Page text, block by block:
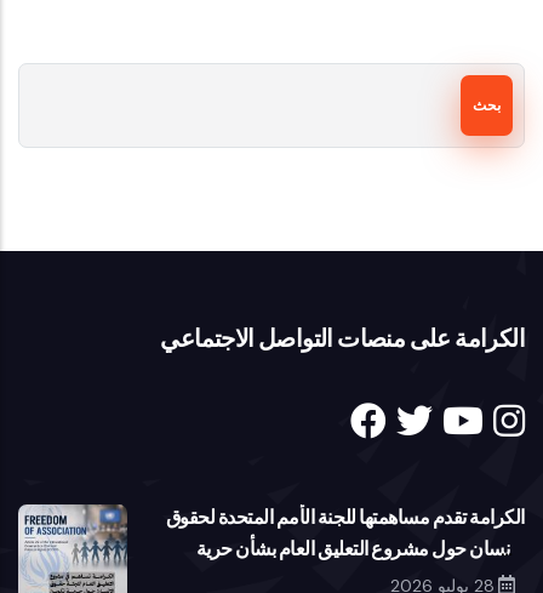
الكرامة على منصات التواصل الاجتماعي
الكرامة تقدم مساهمتها للجنة الأمم المتحدة لحقوق
الإنسان حول مشروع التعليق العام بشأن حرية
تكوين الجمعيات
28 يوليو 2026